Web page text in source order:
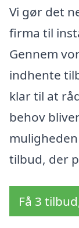
Vi gør det
firma til
Gennem
indhente
klar til at
behov
tilbud, der
Få 3